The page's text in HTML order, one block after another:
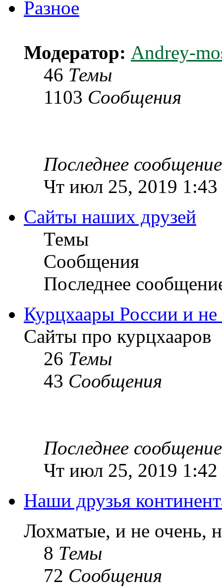
Разное
Модератор: Andrey-
46 Темы
1103 Сообщения
Последнее сообщение
Чт июл 25, 2019 1:43
Сайты наших друзей
Темы
Сообщения
Последнее
Курцхаары России и не
Сайты про курцхааров
26 Темы
43 Сообщения
Последнее сообщение
Чт июл 25, 2019 1:42
Наши друзья
Лохматые, и не очень,
8 Темы
72 Сообщения